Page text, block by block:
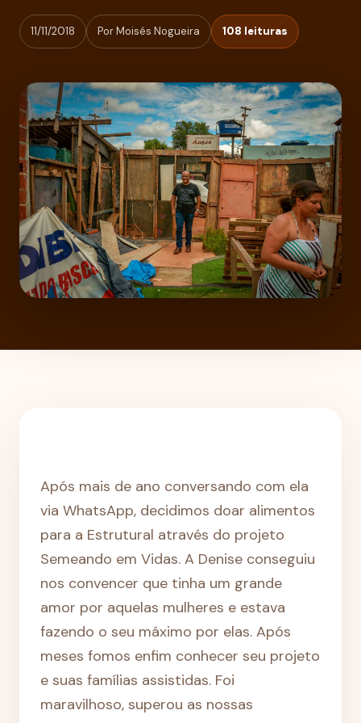
11/11/2018 Por Moisés Nogueira 108 leituras
Após mais de ano conversando com ela
via WhatsApp, decidimos doar alimentos
para a Estrutural através do projeto
Semeando em Vidas. A Denise conseguiu
nos convencer que tinha um grande
amor por aquelas mulheres e estava
fazendo o seu máximo por elas. Após
meses fomos enfim conhecer seu projeto
e suas famílias assistidas. Foi
maravilhoso, superou as nossas